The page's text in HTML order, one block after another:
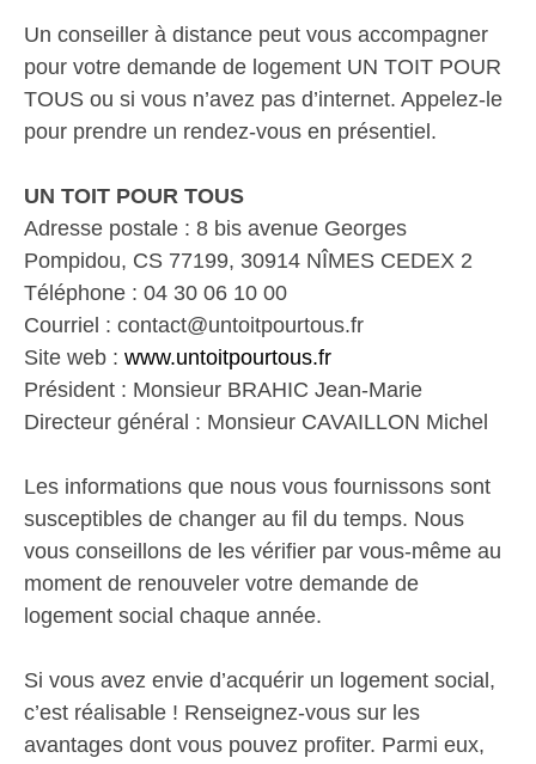
Un conseiller à distance peut vous accompagner
pour votre demande de logement UN TOIT POUR
TOUS ou si vous n’avez pas d’internet. Appelez-le
pour prendre un rendez-vous en présentiel.
UN TOIT POUR TOUS
Adresse postale : 8 bis avenue Georges
Pompidou, CS 77199, 30914 NÎMES CEDEX 2
Téléphone : 04 30 06 10 00
Courriel : contact@untoitpourtous.fr
Site web : www.untoitpourtous.fr
Président : Monsieur BRAHIC Jean-Marie
Directeur général : Monsieur CAVAILLON Michel
Les informations que nous vous fournissons sont
susceptibles de changer au fil du temps. Nous
vous conseillons de les vérifier par vous-même au
moment de renouveler votre demande de
logement social chaque année.
Si vous avez envie d’acquérir un logement social,
c’est réalisable ! Renseignez-vous sur les
avantages dont vous pouvez profiter. Parmi eux,